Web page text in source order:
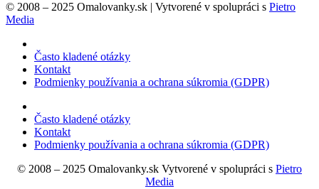
© 2008 – 2025 Omalovanky.sk | Vytvorené v spolupráci s Pietro
Media
Často kladené otázky
Kontakt
Podmienky používania a ochrana súkromia (GDPR)
Často kladené otázky
Kontakt
Podmienky používania a ochrana súkromia (GDPR)
© 2008 – 2025 Omalovanky.sk Vytvorené v spolupráci s Pietro
Media